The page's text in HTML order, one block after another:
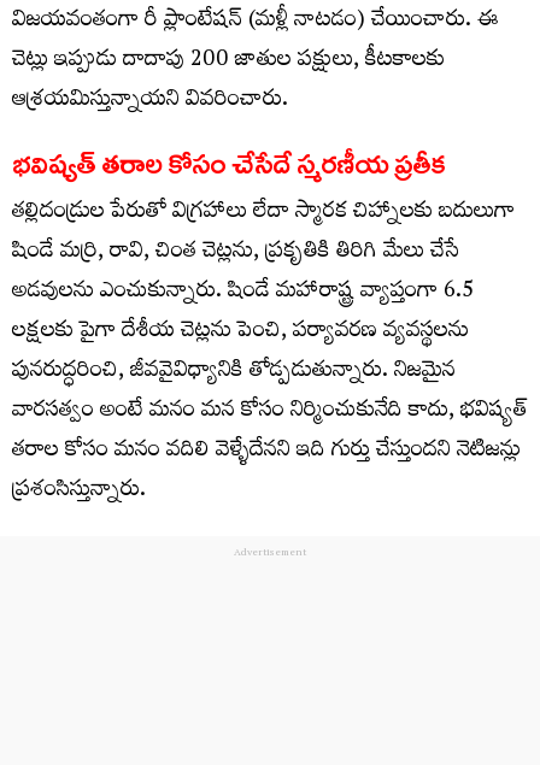
విజయవంతంగా రీ ప్లాంటేషన్ (మళ్లీ నాటడం) చేయించారు. ఈ
చెట్లు ఇప్పుడు దాదాపు 200 జాతుల పక్షులు, కీటకాలకు
ఆశ్రయమిస్తున్నాయని వివరించారు.
భవిష్యత్ తరాల కోసం చేసేదే స్మరణీయ ప్రతీక
తల్లిదండ్రుల పేరుతో విగ్రహాలు లేదా స్మారక చిహ్నాలకు బదులుగా
షిండే మర్రి, రావి, చింత చెట్లను, ప్రకృతికి తిరిగి మేలు చేసే
అడవులను ఎంచుకున్నారు. షిండే మహారాష్ట్ర వ్యాప్తంగా 6.5
లక్షలకు పైగా దేశీయ చెట్లను పెంచి, పర్యావరణ వ్యవస్థలను
పునరుద్ధరించి, జీవవైవిధ్యానికి తోడ్పడుతున్నారు. నిజమైన
వారసత్వం అంటే మనం మన కోసం నిర్మించుకునేది కాదు, భవిష్యత్
తరాల కోసం మనం వదిలి వెళ్ళేదేనని ఇది గుర్తు చేస్తుందని నెటిజన్లు
ప్రశంసిస్తున్నారు.